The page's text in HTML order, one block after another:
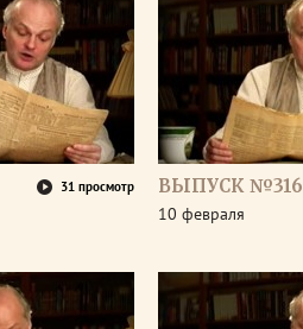
31 просмотр ВЫПУСК №316
10 февраля